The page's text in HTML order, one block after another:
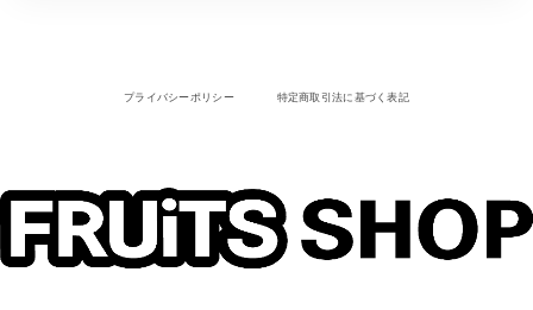
プライバシーポリシー 特定商取引法に基づく表記